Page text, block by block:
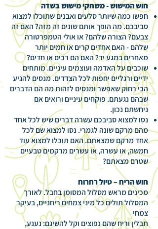
חוש המישוש - משחקי מישוש בשדה
חפשו כמה שיותר סלעים ואבנים שתוכלו למצוא
סביבכם. מה הופך אותם שונים זה מזה? האם זה
צבעם? הצורה שלהם? או אולי הטמפרטורה
שלהם - האם אחדים קרים או חמים יותר
מאחרים במגע יד? האם הם רכים או חדים?
שוכבים על האדמה ועוצמים עיניים. מותחים
ידיים ורגליים יחפות לכל הצדדים. מנסים להגיע
הכי רחוק שאפשר ומנסים לזהות מה הם הדברים
שבהם נגעתם. פוקחים עיניים ורואים אם
ניחשתם נכון.
נסו למצוא סביבכם עשרה דברים שיש לכל אחד
מהם מרקם שונה לגמרי. נסו למצוא שם לכל
אחד מרקם שמצאתם. האם תוכלו למצוא עוד
חמשה, או עשרה, או עשרים מרקמים טבעיים
שטרם מצאתם?
חוש הריח – טיול רחרוח
מכינים מראש מסלול המסומן בחבל. לאורך
המסלול תולים כל מיני צמחים ריחניים, בעיקר
צמחי
תבלין וריח שהם נפוצים וקל להשיגם: נענע,